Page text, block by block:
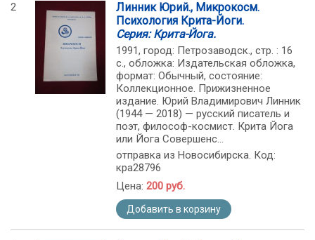
2
Линник Юрий., Микрокосм.
Психология Крита-Йоги.
Серия: Крита-Йога.
1991, город: Петрозаводск., стр. : 16
с., обложка: Издательская обложка,
формат: Обычный, состояние:
Коллекционное. Прижизненное
издание. Юрий Владимирович Линник
(1944 — 2018) — русский писатель и
поэт, философ-космист. Крита Йога
или Йога Совершенс...
отправка из Новосибирска. Код:
кра28796
Цена: 200 руб.
Добавить в корзину